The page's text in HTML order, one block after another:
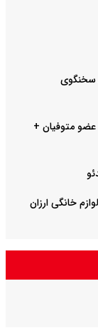
سخنگوی
متوفیان +